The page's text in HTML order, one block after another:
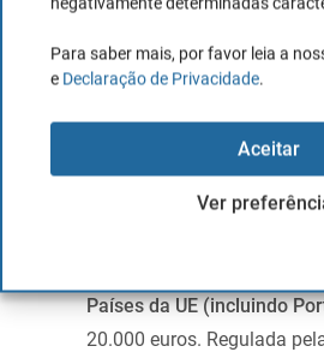
Para saber mais, por favor leia a
e Declaração de Privacidade.
Aceitar
Ver
Os fundos dos depositantes da
protegidos contra falências.
com a qual se abre uma conta de
diferentes esquemas de
: £85,000,
Países da UE (incluindo
20.000 euros. Regulada